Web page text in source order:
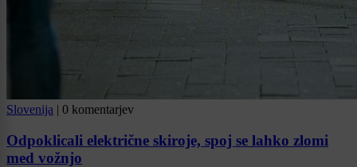
Slovenija | 0 komentarjev
Odpoklicali električne skiroje, spoj se lahko zlomi
med vožnjo